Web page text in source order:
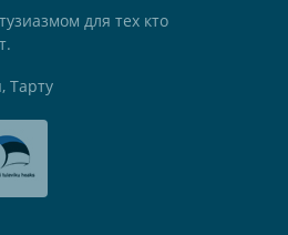
для тех кто
Тарту